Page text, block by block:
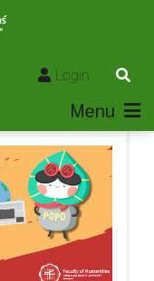
Login
Menu